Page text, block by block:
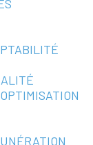
OPTIMISATION